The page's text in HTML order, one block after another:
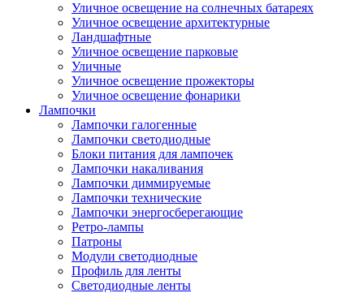
Уличное освещение на солнечных батареях
Уличное освещение архитектурные
Ландшафтные
Уличное освещение парковые
Уличные
Уличное освещение прожекторы
Уличное освещение фонарики
Лампочки
Лампочки галогенные
Лампочки светодиодные
Блоки питания для лампочек
Лампочки накаливания
Лампочки диммируемые
Лампочки технические
Лампочки энергосберегающие
Ретро-лампы
Патроны
Модули светодиодные
Профиль для ленты
Светодиодные ленты